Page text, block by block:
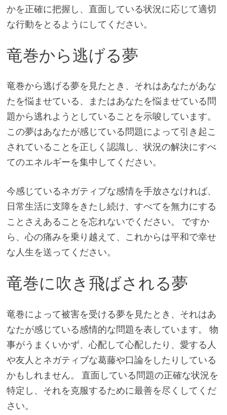
かを正確に把握し、直面している状況に応じて適切
な行動をとるようにしてください。
竜巻から逃げる夢
竜巻から逃げる夢を見たとき、それはあなたがあな
たを悩ませている、またはあなたを悩ませている問
題から逃れようとしていることを示唆しています。
この夢はあなたが感じている問題によって引き起こ
されていることを正しく認識し、状況の解決にすべ
てのエネルギーを集中してください。
今感じているネガティブな感情を手放さなければ、
日常生活に支障をきたし続け、すべてを無力にする
ことさえあることを忘れないでください。 ですか
ら、心の痛みを乗り越えて、これからは平和で幸せ
な人生を送ってください。
竜巻に吹き飛ばされる夢
竜巻によって被害を受ける夢を見たとき、それはあ
なたが感じている感情的な問題を表しています。 物
事がうまくいかず、心配して心配したり、愛する人
や友人とネガティブな葛藤や口論をしたりしている
かもしれません。 直面している問題の正確な状況を
特定し、それを克服するために最善を尽くしてくだ
さい。